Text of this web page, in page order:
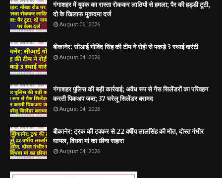
गंगाशहर में युवक का रास्ता रोककर लाठियों से हमला; पैर की हड्डी टूटी,
दो के खिलाफ मुकदमा दर्ज
August 06, 2026
बीकानेर: सीआई गोविंद सिंह की टीम ने रोही से पकड़े 3 स्थाई वारंटी
August 04, 2026
गंगाशहर पुलिस की बड़ी कार्रवाई; अवैध रूप से गैस सिलेंडरों का परिवहन
करती पिकअप जब्त; 37 घरेलू सिलेंडर बरामद
August 04, 2026
बीकानेर: ट्रक की टक्कर से 22 वर्षीय लालसिंह की मौत, दोस्त गंभीर
घायल, विधवा मां का छीना सहारा
August 04, 2026